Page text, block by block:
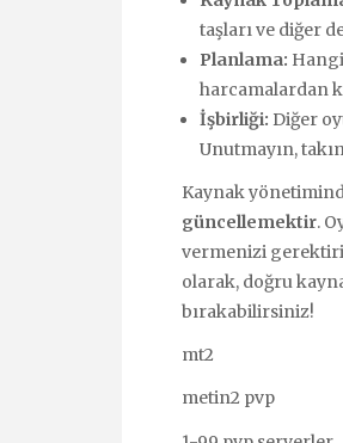
taşları ve diğer
Planlama:
harcamalardan
İşbirliği: Diğer
Unutmayın,
Kaynak
güncellemektir.
vermenizi
olarak, doğru
bırakabilirsiniz!
mt2
metin2 pvp